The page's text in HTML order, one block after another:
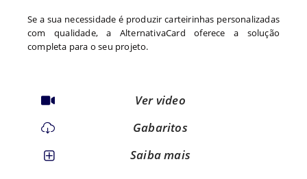
Se a sua necessidade é produzir carteirinhas personalizadas
com qualidade, a AlternativaCard oferece a solução
completa para o seu projeto.
Ver video
Gabaritos
Saiba mais